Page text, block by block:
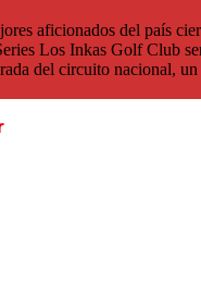
aficionados del país
Los Inkas Golf Club
del circuito nacional, un